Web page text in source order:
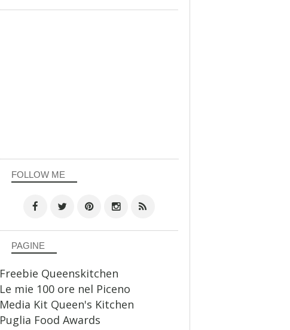
FOLLOW ME
PAGINE
Freebie Queenskitchen
Le mie 100 ore nel Piceno
Media Kit Queen's Kitchen
Puglia Food Awards